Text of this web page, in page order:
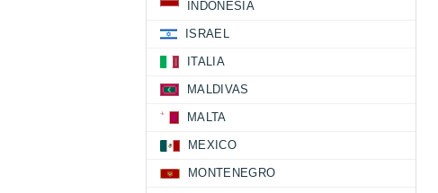
INDONESIA
ISRAEL
ITALIA
MALDIVAS
MALTA
MEXICO
MONTENEGRO